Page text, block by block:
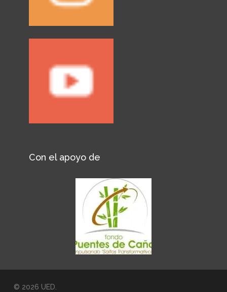
Con el apoyo de
© 2026 UED.